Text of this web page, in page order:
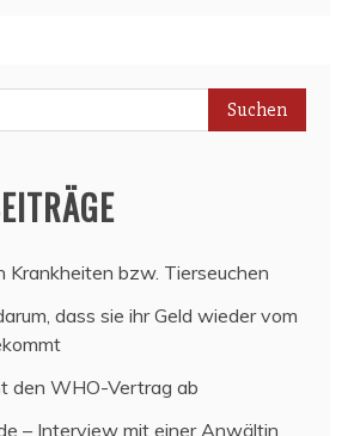
Krankheiten bzw. Tierseuchen
dass sie ihr Geld wieder vom
den WHO-Vertrag ab
– Interview mit einer Anwältin